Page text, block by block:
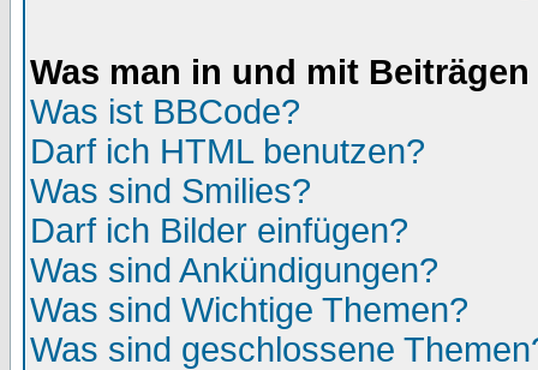
Was man in und mit
Was ist BBCode?
Darf ich HTML benutzen?
Was sind Smilies?
Darf ich Bilder einfügen?
Was sind Ankündigungen?
Was sind Wichtige Themen?
Was sind geschlossene